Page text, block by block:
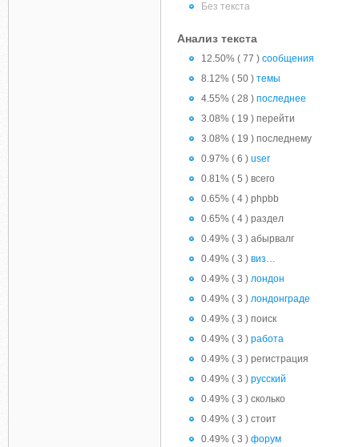
Без текста
Анализ текста
12.50% ( 77 ) сообщения
8.12% ( 50 ) темы
4.55% ( 28 ) последнее
3.08% ( 19 ) перейти
3.08% ( 19 ) последнему
0.97% ( 6 ) user
0.81% ( 5 ) всего
0.65% ( 4 ) phpbb
0.65% ( 4 ) раздел
0.49% ( 3 ) абырвалг
0.49% ( 3 ) виз…
0.49% ( 3 ) лондон
0.49% ( 3 ) лондонграде
0.49% ( 3 ) поиск
0.49% ( 3 ) работа
0.49% ( 3 ) регистрация
0.49% ( 3 ) русский
0.49% ( 3 ) сколько
0.49% ( 3 ) стоит
0.49% ( 3 ) форум